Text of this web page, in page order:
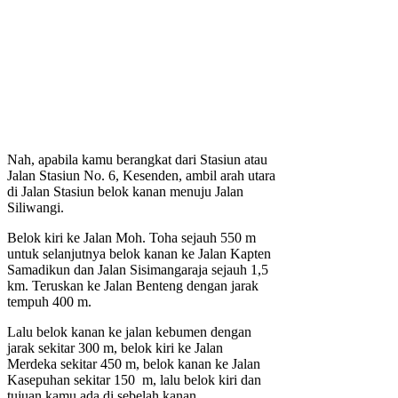
Nah, apabila kamu berangkat dari Stasiun atau
Jalan Stasiun No. 6, Kesenden, ambil arah utara
di Jalan Stasiun belok kanan menuju Jalan
Siliwangi.
Belok kiri ke Jalan Moh. Toha sejauh 550 m
untuk selanjutnya belok kanan ke Jalan Kapten
Samadikun dan Jalan Sisimangaraja sejauh 1,5
km. Teruskan ke Jalan Benteng dengan jarak
tempuh 400 m.
Lalu belok kanan ke jalan kebumen dengan
jarak sekitar 300 m, belok kiri ke Jalan
Merdeka sekitar 450 m, belok kanan ke Jalan
Kasepuhan sekitar 150 m, lalu belok kiri dan